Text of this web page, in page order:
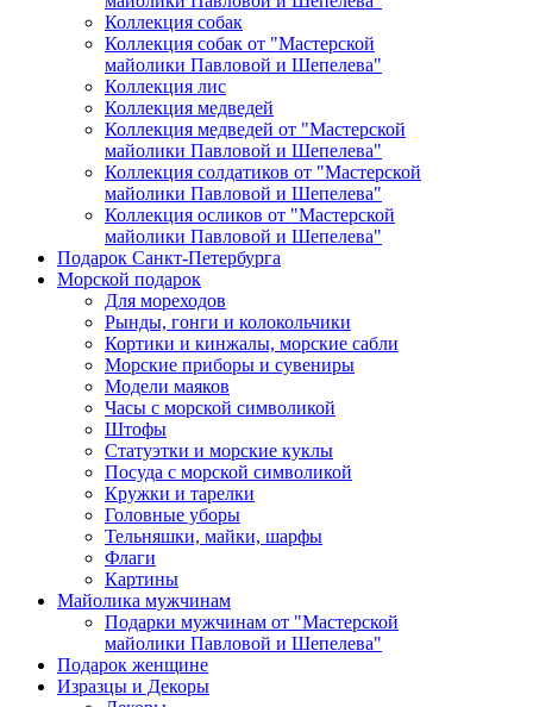
Коллекция собак
Коллекция собак от "Мастерской
майолики Павловой и Шепелева"
Коллекция лис
Коллекция медведей
Коллекция медведей от "Мастерской
майолики Павловой и Шепелева"
Коллекция солдатиков от "Мастерской
майолики Павловой и Шепелева"
Коллекция осликов от "Мастерской
майолики Павловой и Шепелева"
Подарок Санкт-Петербурга
Морской подарок
Для мореходов
Рынды, гонги и колокольчики
Кортики и кинжалы, морские сабли
Морские приборы и сувениры
Модели маяков
Часы с морской символикой
Штофы
Статуэтки и морские куклы
Посуда с морской символикой
Кружки и тарелки
Головные уборы
Тельняшки, майки, шарфы
Флаги
Картины
Майолика мужчинам
Подарки мужчинам от "Мастерской
майолики Павловой и Шепелева"
Подарок женщине
Изразцы и Декоры